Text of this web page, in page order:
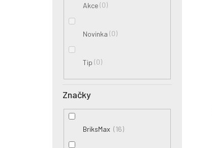
Akce 0
Novinka 0
Tip 0
Značky
BriksMax 16